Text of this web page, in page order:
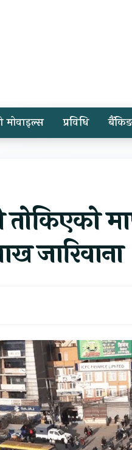
मोवाइल्स प्रविधि बैंकिङ
तोकिएको
जारिवाना